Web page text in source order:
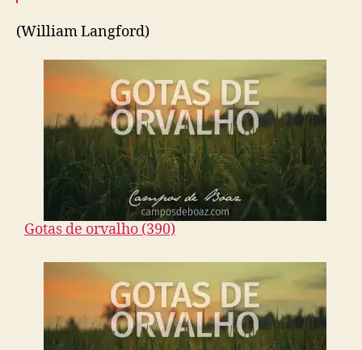
(William Langford)
Gotas de orvalho (390)